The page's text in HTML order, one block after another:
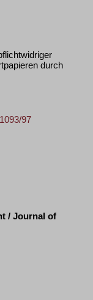
durch
97
/ Journal of